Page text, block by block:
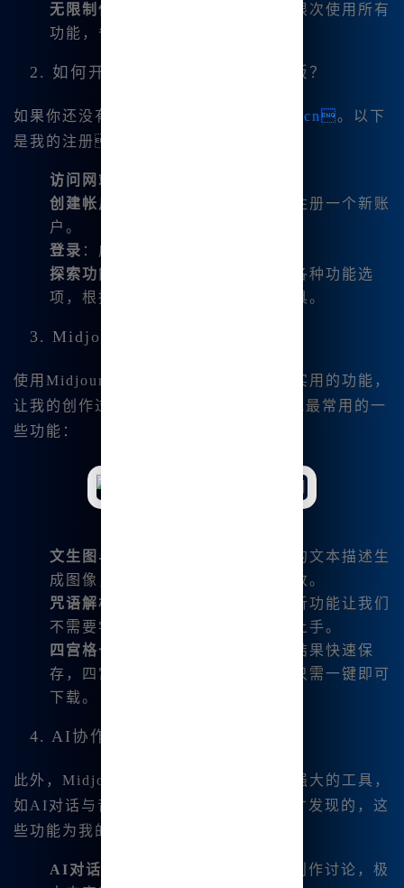
无限制使用
：在注册后，我可以无限次使用所有
功能，省去了一年一度的费用负担。
2. 如何开始使用Midjourney中文版？
如果你还没有注册，可以前往 www.bzu.cn。以下
是我的注册和使用步骤：
访问网站
创建帐户
：填写必要的个人信息，注册一个新账
户。
登录 ：成功注册后，进入账户页面。
探索功能
：在主页上，你可以看到各种功能选
项，根据自己的需求选择合适的工具。
3. Midjourney的强大功能
使用Midjourney中文版，我发现了许多实用的功能，
让我的创作过程变得更加高效。以下是我最常用的一
些功能：
文生图与图生图
：我可以通过简单的文本描述生
成图像，还能用现有的图像进行修改。
咒语解析
：对于新手来说，咒语解析功能让我们
不需要学习复杂的命令，也能轻松上手。
四宫格一键保存
：我喜欢将创作的结果快速保
存，四宫格功能简化了这一过程，只需一键即可
下载。
4. AI协作与音乐生成
此外，Midjourney中文版还集成了一些强大的工具，
如AI对话与音乐生成功能。我也是最近才发现的，这
些功能为我的创作增添了更多可能性。
AI对话
：使用GPT-4O增强版进行创作讨论，极